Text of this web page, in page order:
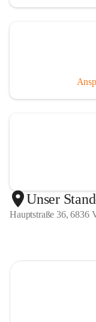
Unser
Hauptstraße 36, 6836